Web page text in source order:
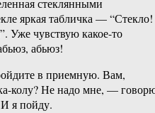
стеклянными
яркая табличка — “Стекло!
Уже чувствую какое-то
абьюз!
в приемную. Вам,
колу? Не надо мне, —
я пойду.